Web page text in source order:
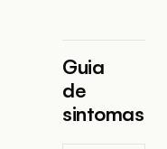
Guia
de
sintomas